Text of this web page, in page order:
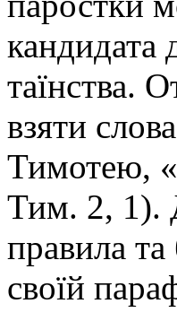
кандидата
таїнства.
взяти
Тимотею,
Тим. 2, 1).
правила
своїй